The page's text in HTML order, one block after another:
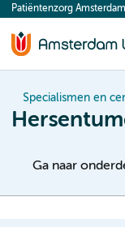
content
Patiëntenzorg
Specialismen en
Ga naar